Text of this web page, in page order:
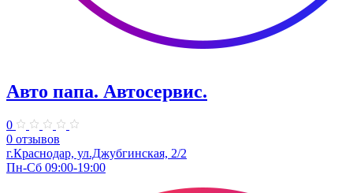
Авто папа. ​Автосервис.
0
0 отзывов
г.Краснодар, ул.Джубгинская, 2/2
Пн-Сб 09:00-19:00